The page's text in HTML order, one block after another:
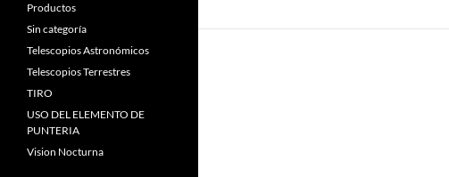
Productos
Sin categoría
Telescopios Astronómicos
Telescopios Terrestres
TIRO
USO DEL ELEMENTO DE
PUNTERIA
Vision Nocturna